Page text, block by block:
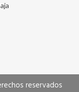
reservados